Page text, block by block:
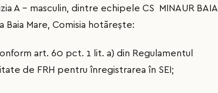
A – masculin, dintre echipele CS MINAUR BAIA
Baia Mare, Comisia hotăreşte:
art. 60 pct. 1 lit. a) din Regulamentul
de FRH pentru înregistrarea în SEI;